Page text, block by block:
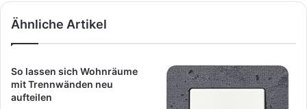
Ähnliche Artikel
So lassen sich Wohnräume
mit Trennwänden neu
aufteilen